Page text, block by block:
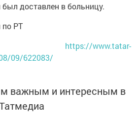
доставлен в больницу.
РТ
https://www.tatar-
09/622083/
важным и интересным в